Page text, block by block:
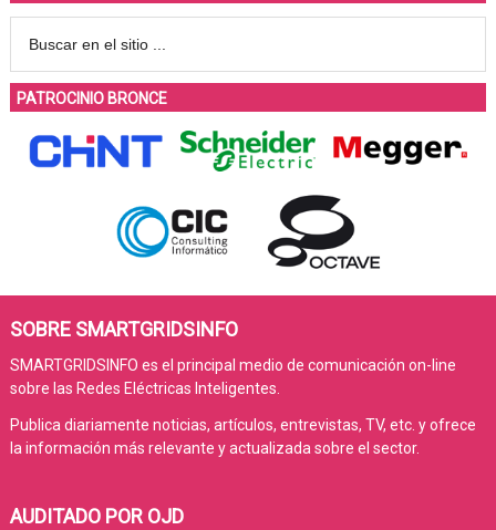
PATROCINIO BRONCE
SOBRE SMARTGRIDSINFO
SMARTGRIDSINFO es el principal medio de comunicación on-line
sobre las Redes Eléctricas Inteligentes.
Publica diariamente noticias, artículos, entrevistas, TV, etc. y ofrece
la información más relevante y actualizada sobre el sector.
AUDITADO POR OJD